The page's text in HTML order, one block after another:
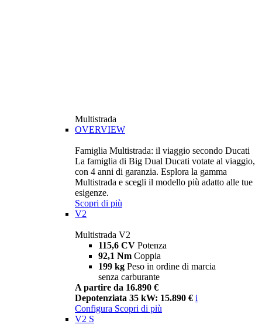
Multistrada
OVERVIEW
Famiglia Multistrada: il viaggio secondo Ducati
La famiglia di Big Dual Ducati votate al viaggio,
con 4 anni di garanzia. Esplora la gamma
Multistrada e scegli il modello più adatto alle tue
esigenze.
Scopri di più
V2
Multistrada V2
115,6 CV Potenza
92,1 Nm Coppia
199 kg Peso in ordine di marcia
senza carburante
A partire da 16.890 €
Depotenziata 35 kW: 15.890 € i
Configura Scopri di più
V2 S